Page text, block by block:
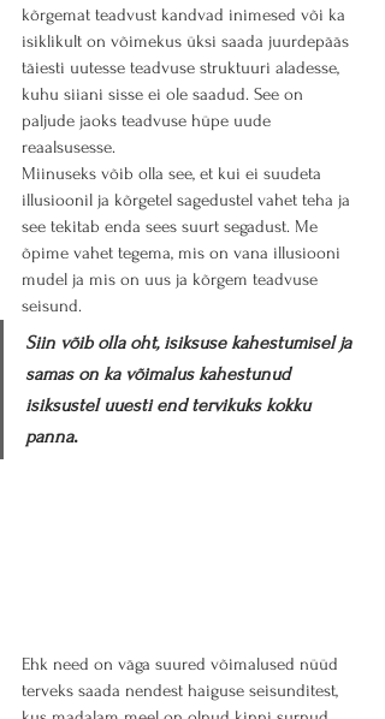
kõrgemat teadvust kandvad inimesed või ka
isiklikult on võimekus üksi saada juurdepääs
täiesti uutesse teadvuse struktuuri aladesse,
kuhu siiani sisse ei ole saadud. See on
paljude jaoks teadvuse hüpe uude
reaalsusesse.
Miinuseks võib olla see, et kui ei suudeta
illusioonil ja kõrgetel sagedustel vahet teha ja
see tekitab enda sees suurt segadust. Me
õpime vahet tegema, mis on vana illusiooni
mudel ja mis on uus ja kõrgem teadvuse
seisund.
Siin võib olla oht, isiksuse kahestumisel ja
samas on ka võimalus kahestunud
isiksustel uuesti end tervikuks kokku
panna.
Ehk need on väga suured võimalused nüüd
terveks saada nendest haiguse seisunditest,